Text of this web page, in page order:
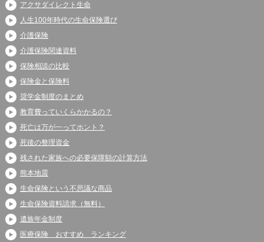
アクサダイレクト生命
人生100年時代の生命保険選び
介護保険
介護保険関連資料
保険相談の比較
保険金と保険料
奨学金制度のまとめ
教育費っていくらかかるの？
死亡は万が一ってホント？
死後の整理資金
残された家族への必要保障額の計算方法
熊本地震
生命保険という不思議な商品
生命保険資料請求（無料）
遺族年金制度
医療保険 おすすめ ランキング